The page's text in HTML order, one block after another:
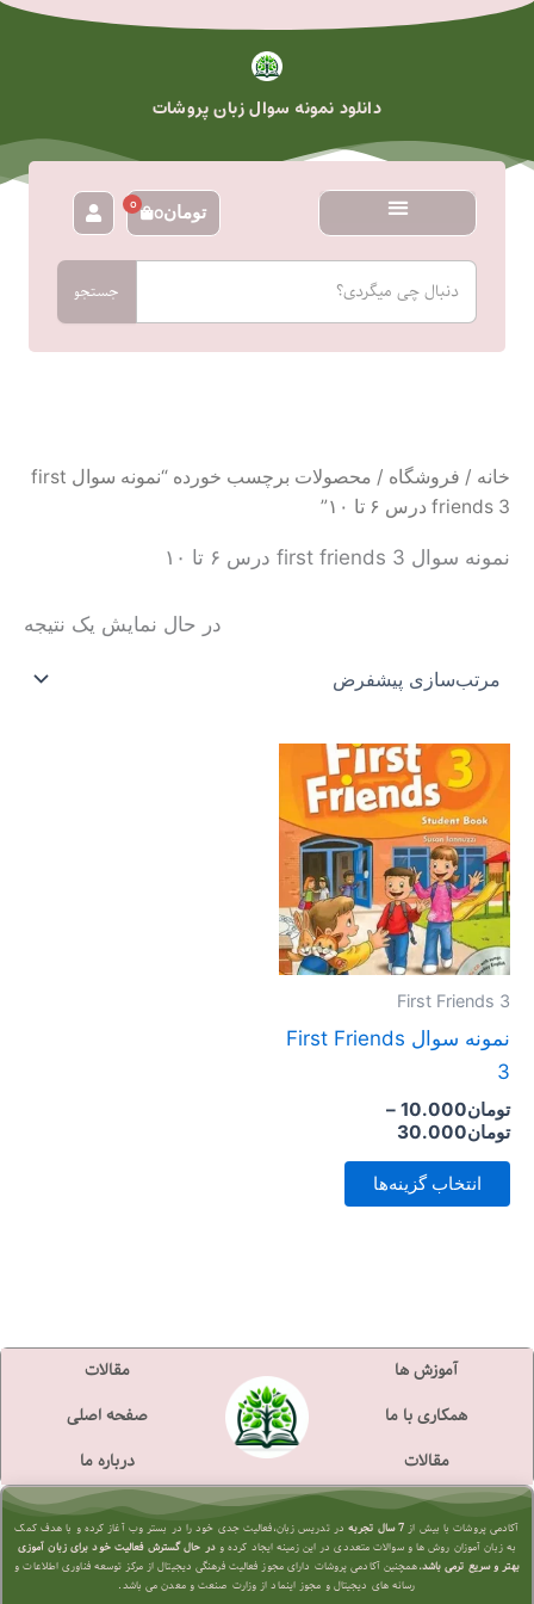
پرش
دانلود نمونه سوال زبان پروشات
تومان0
0سبد
خرید
جستجو
جستجو
خانه / فروشگاه
/ محصولات برچسب خورده “نمونه سوال first
friends 3 درس ۶ تا ۱۰”
نمونه سوال first friends 3 درس ۶ تا ۱۰
در حال نمایش یک نتیجه
First Friends 3
نمونه سوال First Friends
3
تومان10.000
–
تومان30.000
محدوده
قیمت:
تومان10.000
تا
تومان30.000
انتخاب گزینه‌ها
این
محصول
دارای
انواع
مختلفی
می
باشد.
ها
صفحه
آموزش ها
همکاری با ما
مقالات
مقالات
صفحه اصلی
درباره ما
آکادمی پروشات با بیش از 7 سال تجربه
در تدریس زبان،فعالیت جدی خود را در بستر وب آغاز کرده و با هدف کمک
به زبان آموزان روش ها و سوالات متعددی در این زمینه ایجاد کرده ودر حال گسترش فعالیت خود برای زبان آموزی
بهتر و سریع ترمی باشد.همچنین آکادمی پروشات دارای مجوز فعالیت فرهنگی دیجیتال از مرکز توسعه فناوری اطلاعات و
رسانه های دیجیتال و مجوز اینماد از وزارت صنعت و معدن می باشد.